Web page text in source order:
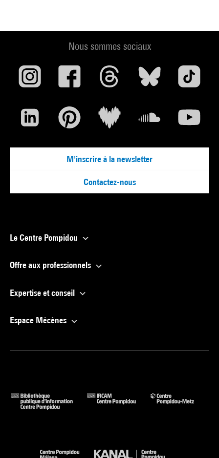
Nous sommes sociaux
M'inscrire à la newsletter
Contactez-nous
Le Centre Pompidou
Offre aux professionnels
Expertise et conseil
Espace Mécènes